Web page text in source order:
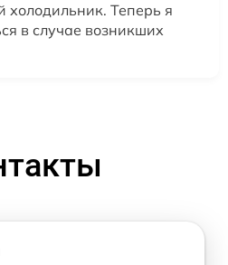
холодильник. Теперь я
в случае возникших